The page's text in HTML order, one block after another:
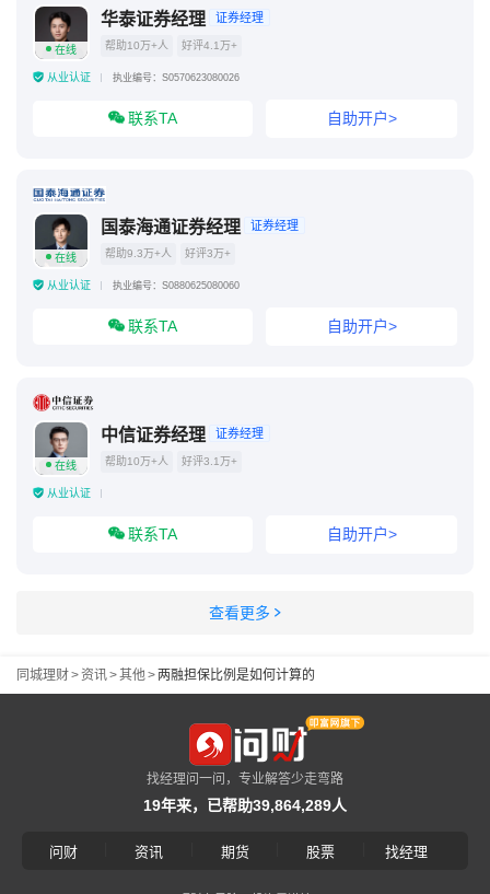
在线
华泰证券经理 证券经理
帮助10万+人 好评4.1万+
从业认证 执业编号：S0570623080026
联系TA 自助开户>
在线
国泰海通证券经理 证券经理
帮助9.3万+人 好评3万+
从业认证 执业编号：S0880625080060
联系TA 自助开户>
在线
中信证券经理 证券经理
帮助10万+人 好评3.1万+
从业认证
联系TA 自助开户>
查看更多
同城理财>资讯>其他> 两融担保比例是如何计算的
找经理问一问，专业解答少走弯路
19年来，已帮助39,864,289人
问财 资讯 期货 股票 找经理